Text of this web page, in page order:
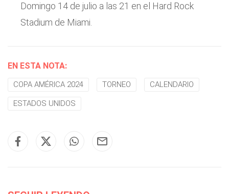
Domingo 14 de julio a las 21 en el Hard Rock
Stadium de Miami.
EN ESTA NOTA:
COPA AMÉRICA 2024 TORNEO CALENDARIO
ESTADOS UNIDOS